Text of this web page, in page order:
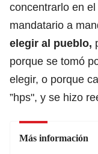
concentrarlo en
mandatario a
elegir al pueblo,
porque se tomó
elegir, o porque
”hps", y se hizo
Más información